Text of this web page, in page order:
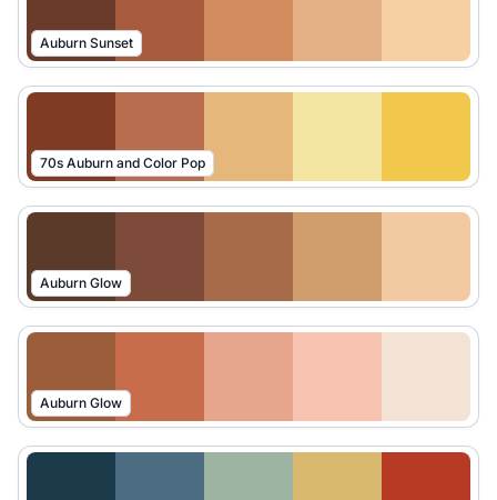
Auburn Sunset
70s Auburn and Color Pop
Auburn Glow
Auburn Glow